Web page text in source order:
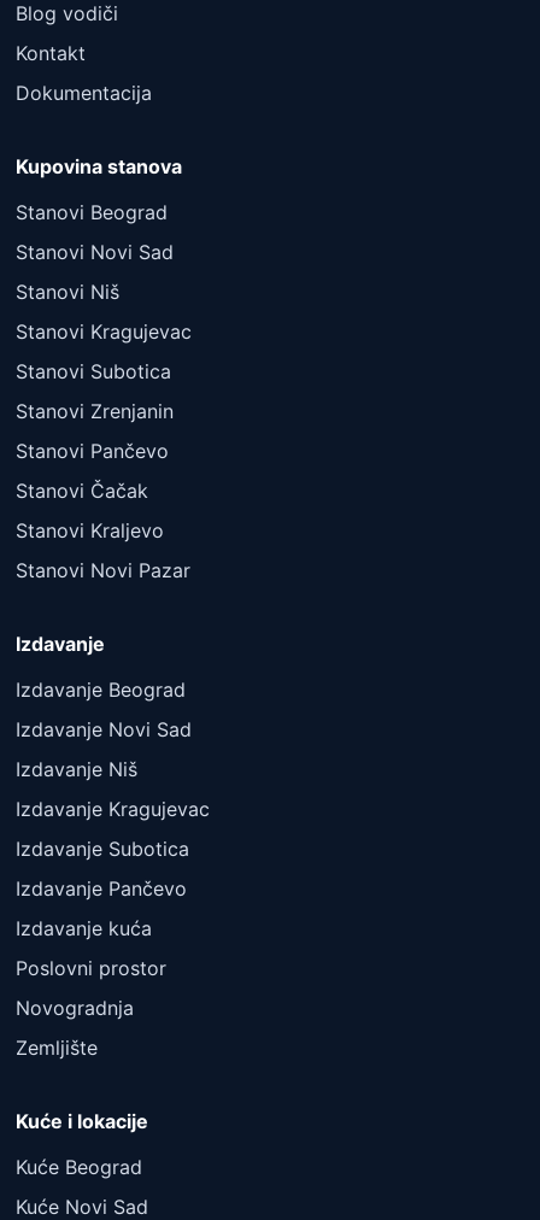
Blog vodiči
Kontakt
Dokumentacija
Kupovina stanova
Stanovi Beograd
Stanovi Novi Sad
Stanovi Niš
Stanovi Kragujevac
Stanovi Subotica
Stanovi Zrenjanin
Stanovi Pančevo
Stanovi Čačak
Stanovi Kraljevo
Stanovi Novi Pazar
Izdavanje
Izdavanje Beograd
Izdavanje Novi Sad
Izdavanje Niš
Izdavanje Kragujevac
Izdavanje Subotica
Izdavanje Pančevo
Izdavanje kuća
Poslovni prostor
Novogradnja
Zemljište
Kuće i lokacije
Kuće Beograd
Kuće Novi Sad